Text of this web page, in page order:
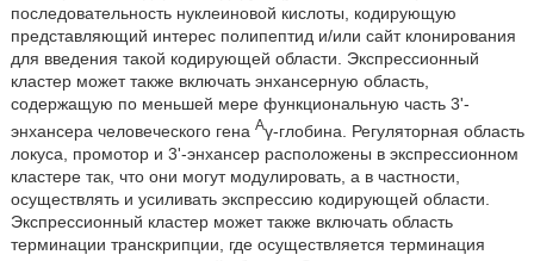
последовательность нуклеиновой кислоты, кодирующую
представляющий интерес полипептид и/или сайт клонирования
для введения такой кодирующей области. Экспрессионный
кластер может также включать энхансерную область,
содержащую по меньшей мере функциональную часть 3'-
энхансера человеческого гена Aγ-глобина. Регуляторная область
локуса, промотор и 3'-энхансер расположены в экспрессионном
кластере так, что они могут модулировать, а в частности,
осуществлять и усиливать экспрессию кодирующей области.
Экспрессионный кластер может также включать область
терминации транскрипции, где осуществляется терминация